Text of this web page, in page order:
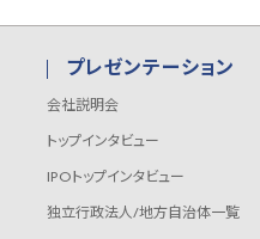
プレゼンテーション
会社説明会
トップインタビュー
IPOトップインタビュー
独立行政法人/地方自治体一覧